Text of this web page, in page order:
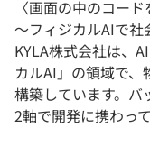
〈画面の中のコー
～フィジカルAIで
KYLA株式会社は、
カルAI」の領域で
構築しています。バ
2軸で開発に携わっ